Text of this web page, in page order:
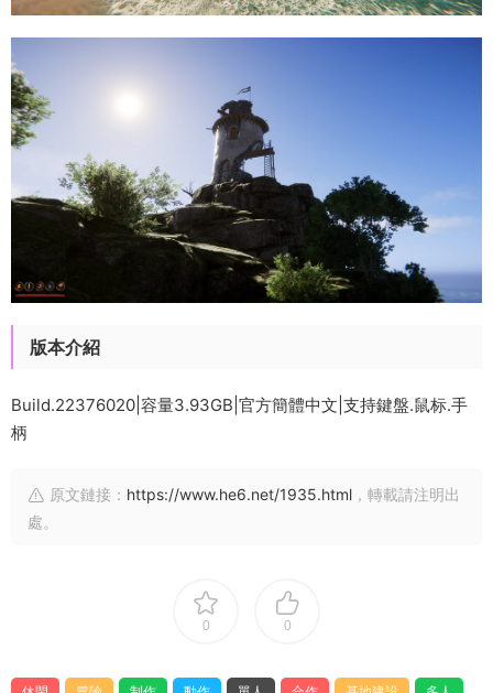
版本介紹
Build.22376020|容量3.93GB|官方簡體中文|支持鍵盤.鼠标.手
柄
原文鏈接： https://www.he6.net/1935.html ，轉載請注明出
處。
0 0